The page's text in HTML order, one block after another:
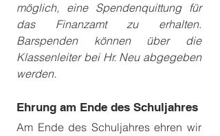
möglich, eine Spendenquittung für
das Finanzamt zu erhalten.
Barspenden können über die
Klassenleiter bei Hr. Neu abgegeben
werden.
Ehrung am Ende des Schuljahres
Am Ende des Schuljahres ehren wir